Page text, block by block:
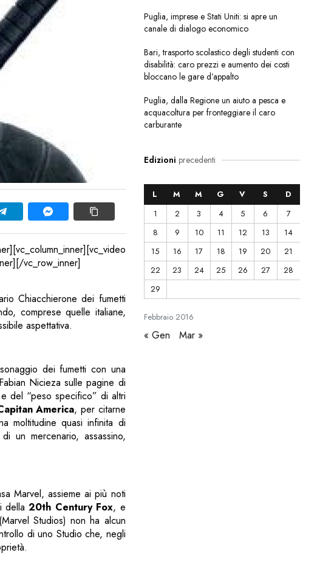
vc_row_inner]
Chiacchierone dei fumetti
comprese quelle italiane,
aspettativa.
dei fumetti con una
Nicieza sulle pagine di
del “peso specifico” di altri
America, per citarne
moltitudine quasi infinita di
un mercenario, assassino,
Marvel, assieme ai più noti
della20th Century Fox, e
Studios) non ha alcun
di uno Studio che, negli
Puglia, imprese e Stati Uniti: si apre un
canale di dialogo economico
Bari, trasporto scolastico degli studenti con
disabilità: caro prezzi e aumento dei costi
bloccano le gare d’appalto
Puglia, dalla Regione un aiuto a pesca e
acquacoltura per fronteggiare il caro
carburante
Edizioni precedenti
Febbraio2016
L M M G V S
D
1
2 3 4 5 6
7
8
9 10 11 12 13
14
15
16 17 18 19 20
21
22
23 24 25 26 27
28
29
« Gen Mar »